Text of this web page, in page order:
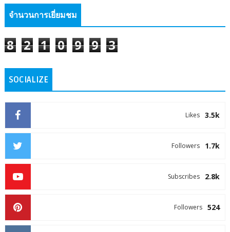
จำนวนการเยี่ยมชม
8 2 1 0 9 9 3
SOCIALIZE
3.5k
Likes
1.7k
Followers
2.8k
Subscribes
524
Followers